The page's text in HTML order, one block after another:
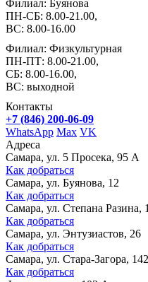
Филиал: Буянова
ПН-СБ: 8.00-21.00,
ВС: 8.00-16.00
Филиал: Физкультурная
ПН-ПТ: 8.00-21.00,
СБ: 8.00-16.00,
ВС: выходной
Контакты
+7 (846) 200-06-09
WhatsApp Max VK
Адреса
Самара, ул. 5 Просека, 95 А
Как добраться
Самара, ул. Буянова, 12
Как добраться
Самара, ул. Степана Разина,
Как добраться
Самара, ул. Энтузиастов, 26
Как добраться
Самара, ул. Стара-Загора,
Как добраться